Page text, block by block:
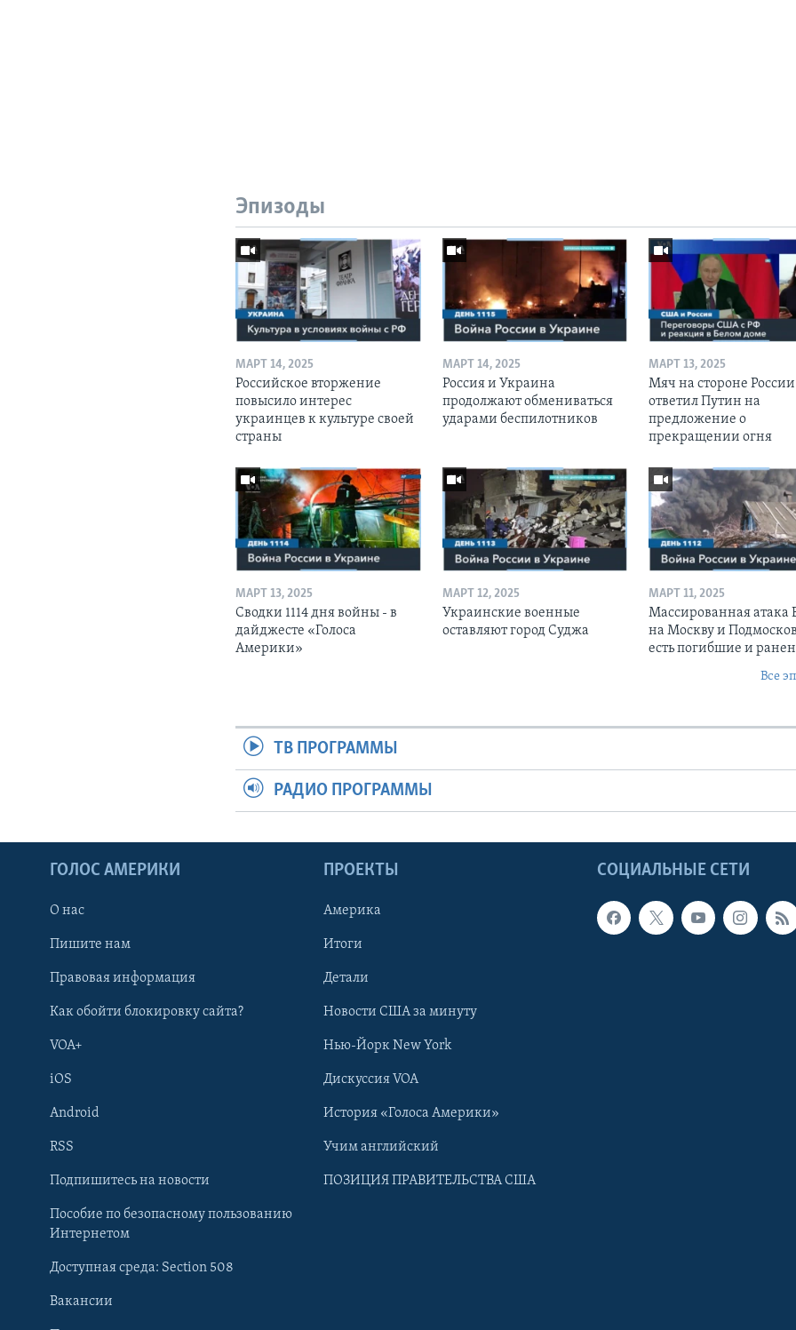
Learning English
Эпизоды
МАРТ 14, 2025
Российское вторжение
повысило интерес
украинцев к культуре своей
страны
МАРТ 14, 2025
Россия и Украина
продолжают обмениваться
ударами беспилотников
МАРТ 13, 2025
Мяч на стороне
ответил Путин на
предложение о
прекращении огня
МАРТ 13, 2025
Сводки 1114 дня войны - в
дайджесте «Голоса
Америки»
МАРТ 12, 2025
Украинские военные
оставляют город Суджа
МАРТ 11, 2025
Массированная атака
на Москву и
есть погибшие и
Все
ТВ ПРОГРАММЫ
РАДИО ПРОГРАММЫ
СОЦИАЛЬНЫЕ СЕТИ
ГОЛОС АМЕРИКИ
О нас
Пишите нам
Правовая информация
Как обойти блокировку сайта?
VOA+
iOS
Android
RSS
Подпишитесь на новости
Пособие по безопасному пользованию
Интернетом
Доступная среда: Section 508
Вакансии
ПРОЕКТЫ
Америка
Итоги
Детали
Новости США за минуту
Нью-Йорк New York
Дискуссия VOA
История «Голоса Америки»
Учим английский
ПОЗИЦИЯ ПРАВИТЕЛЬСТВА США